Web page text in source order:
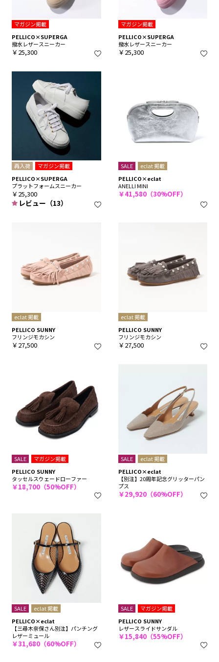
マガジン掲載
PELLICO×SUPERGA
撥水レザースニーカー
￥25,300
マガジン掲載
PELLICO×SUPERGA
撥水レザースニーカー
￥25,300
再入荷
マガジン掲載
PELLICO×SUPERGA
プラットフォームスニーカー
￥25,300
レビュー（13）
SALE
eclat 掲載
PELLICO×eclat
ANELLI MINI
￥41,580（30%OFF）
eclat 掲載
PELLICO SUNNY
フリンジモカシン
￥27,500
eclat 掲載
PELLICO SUNNY
フリンジモカシン
￥27,500
SALE
マガジン掲載
PELLICO SUNNY
タッセルスウェードローファー
￥18,700（50%OFF）
SALE
eclat 掲載
PELLICO×eclat
【別注】20周年記念グリッターパン
プス
￥29,920（60%OFF）
SALE
eclat 掲載
PELLICO×eclat
【三尋木奈保さん別注】パンチング
レザーミュール
￥31,680（60%OFF）
SALE
マガジン掲載
PELLICO SUNNY
レザースライドサンダル
￥15,840（55%OFF）